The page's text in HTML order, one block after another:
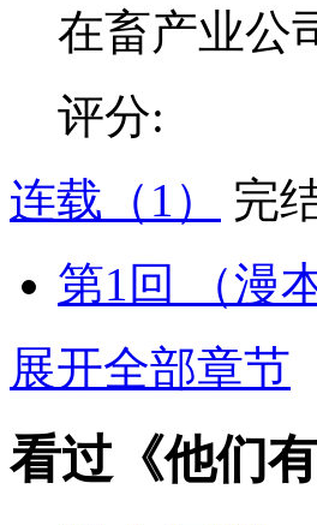
在畜产业公
评分:
连载 （1） 完
第1回
（漫
展开全部章节
看过《他们